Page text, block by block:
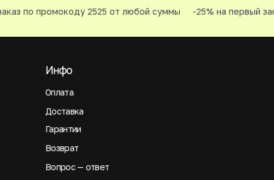
по промокоду 2525 от любой суммы -25% на первый
Оплата
Инфо
Доставка
Гарантии
Возврат
Вопрос — ответ